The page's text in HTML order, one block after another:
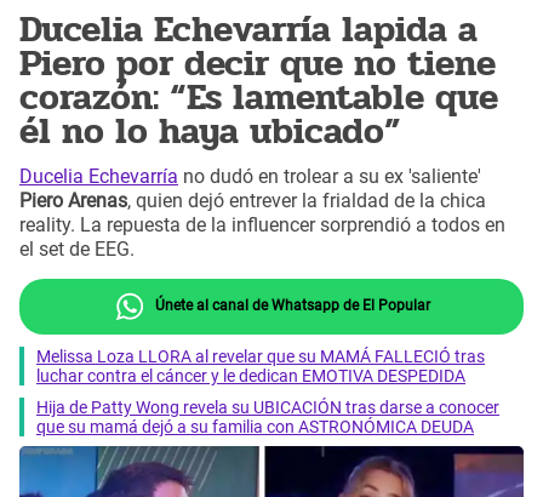
Ducelia Echevarría lapida a
Piero por decir que no tiene
corazón: “Es lamentable que
él no lo haya ubicado”
Ducelia Echevarría no dudó en trolear a su ex 'saliente'
Piero Arenas, quien dejó entrever la frialdad de la chica
reality. La repuesta de la influencer sorprendió a todos en
el set de EEG.
Únete al canal de Whatsapp de El Popular
Melissa Loza LLORA al revelar que su MAMÁ FALLECIÓ tras
luchar contra el cáncer y le dedican EMOTIVA DESPEDIDA
Hija de Patty Wong revela su UBICACIÓN tras darse a conocer
que su mamá dejó a su familia con ASTRONÓMICA DEUDA